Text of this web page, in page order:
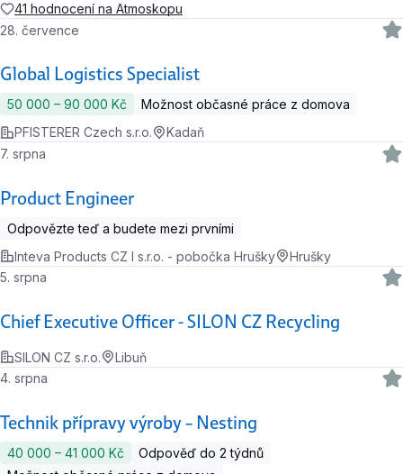
41 hodnocení na Atmoskopu
Global Logistics Specialist
28. července
50 000 ‍–‍ 90 000 Kč
Možnost občasné práce z domova
PFISTERER Czech s.r.o.
Kadaň
Product Engineer
7. srpna
Odpovězte teď a budete mezi prvními
Inteva Products CZ I s.r.o. - pobočka Hrušky
Hrušky
Chief Executive Officer - SILON CZ Recycling
5. srpna
SILON CZ s.r.o. Libuň
Technik přípravy výroby – Nesting
4. srpna
40 000 ‍–‍ 41 000 Kč
Odpověď do 2 týdnů